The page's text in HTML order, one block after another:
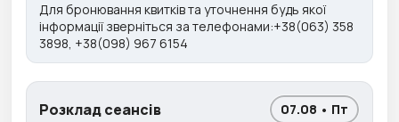
Для бронювання квитків та уточнення будь якої
інформації зверніться за телефонами:+38(063) 358
3898, +38(098) 967 6154
Розклад сеансів 07.08 • Пт